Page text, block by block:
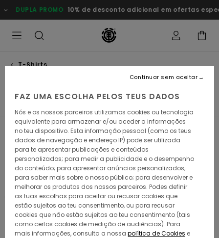
para
a
produtos
10% de desconto adicional em ofertas especiais Poupa
T-Shirts
Filtrar e Ordenar 167Resultados
Avançar
para
procurar
critérios
filtragem
Avançar
para
ordenar
FAZ UMA ESCOLHA PELOS TEUS DADOS
Nós e os nossos parceiros utilizamos cookies ou tecnologia
equivalente para armazenar e/ou aceder a informações
no teu dispositivo. Esta informação pessoal (como os teus
dados de navegação e endereço IP) pode ser utilizada
para te apresentar publicações e conteúdos
personalizados; para medir a publicidade e o desempenho
do conteúdo; para apresentar anúncios personalizados;
para saber mais sobre o nosso público; para desenvolver e
melhorar os produtos dos nossos parceiros. Podes definir
as tuas escolhas para aceitar ou recusar cookies que
estão sujeitos ao teu consentimento, ou para recusar
cookies que não estão sujeitos ao teu consentimento (tais
como certos cookies de medição de audiências). Para
mais informações, consulta a nossa política de Cookies e
Continuar sem aceitar